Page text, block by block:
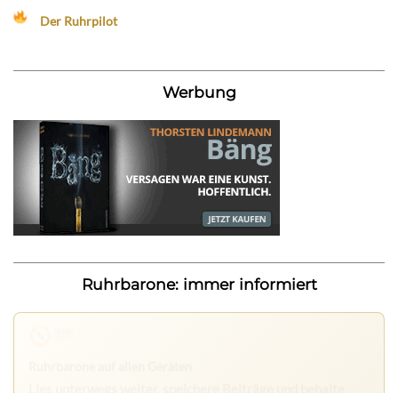
Der Ruhrpilot
Werbung
Ruhrbarone: immer informiert